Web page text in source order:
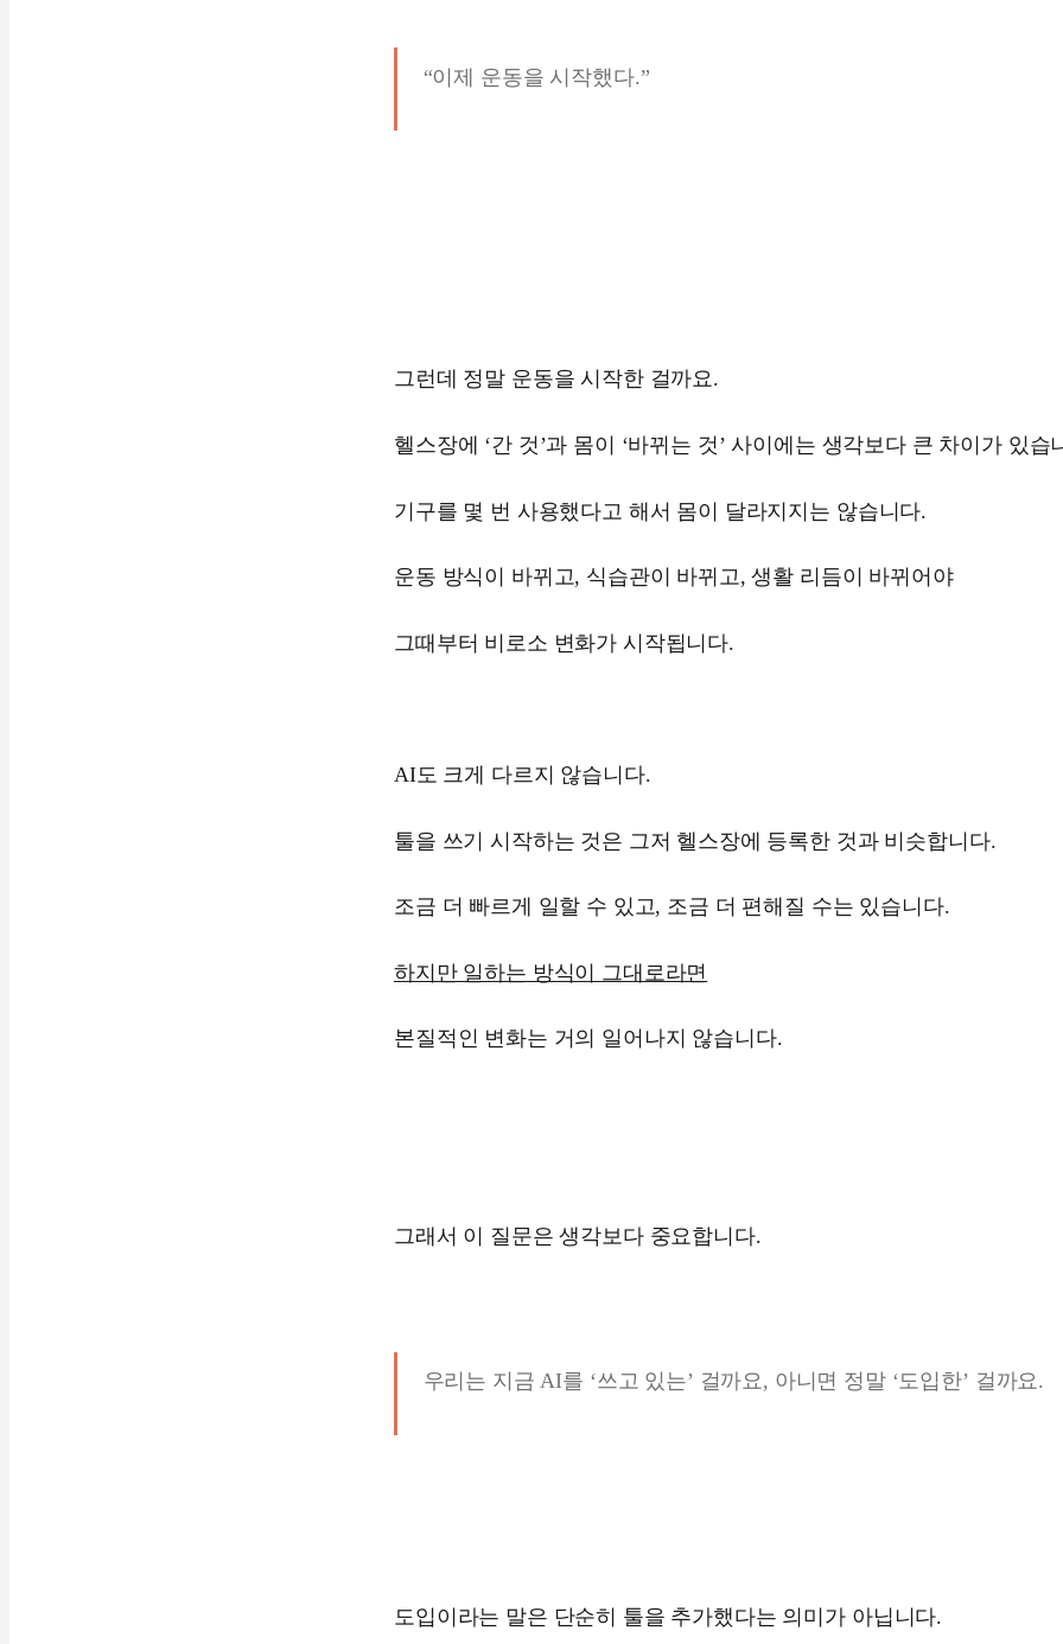
“이제 운동을 시작했다.”
그런데 정말 운동을 시작한 걸까요.
헬스장에 ‘간 것’과 몸이 ‘바뀌는 것’ 사이에는 생각보다 큰 차이가 있습
기구를 몇 번 사용했다고 해서 몸이 달라지지는 않습니다.
운동 방식이 바뀌고, 식습관이 바뀌고, 생활 리듬이 바뀌어야
그때부터 비로소 변화가 시작됩니다.
AI도 크게 다르지 않습니다.
툴을 쓰기 시작하는 것은 그저 헬스장에 등록한 것과 비슷합니다.
조금 더 빠르게 일할 수 있고, 조금 더 편해질 수는 있습니다.
하지만 일하는 방식이 그대로라면
본질적인 변화는 거의 일어나지 않습니다.
그래서 이 질문은 생각보다 중요합니다.
우리는 지금 AI를 ‘쓰고 있는’ 걸까요, 아니면 정말 ‘도입한’ 걸까요.
도입이라는 말은 단순히 툴을 추가했다는 의미가 아닙니다.